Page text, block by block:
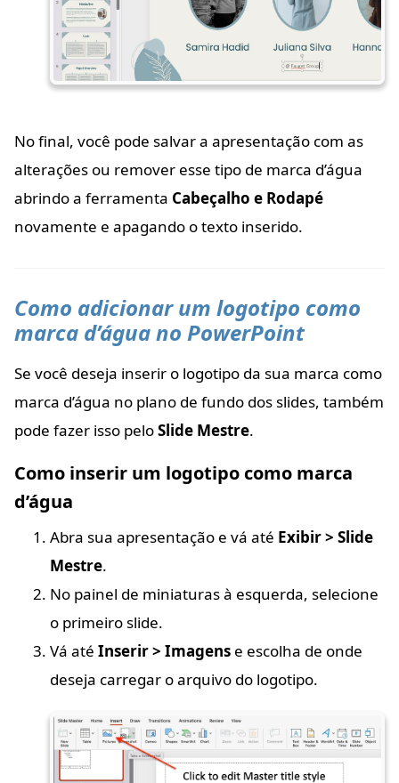
No final, você pode salvar a apresentação com as
alterações ou remover esse tipo de marca d’água
abrindo a ferramenta Cabeçalho e Rodapé
novamente e apagando o texto inserido.
Como adicionar um logotipo como
marca d’água no PowerPoint
Se você deseja inserir o logotipo da sua marca como
marca d’água no plano de fundo dos slides, também
pode fazer isso peloSlide Mestre.
Como inserir um logotipo como marca
d’água
Abra sua apresentação e vá até Exibir > Slide
Mestre.
No painel de miniaturas à esquerda, selecione
o primeiro slide.
Vá até Inserir > Imagens e escolha de onde
deseja carregar o arquivo do logotipo.